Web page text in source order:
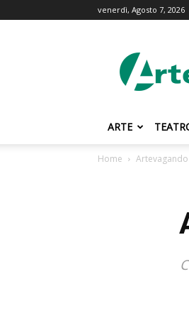
venerdì, Agosto 7, 2026
ARTE
Home Artevagando